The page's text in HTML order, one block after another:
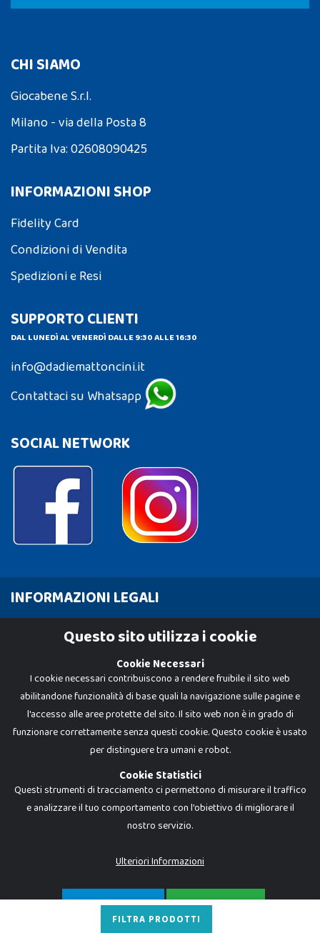
FILTRA PRODOTTI
CHI SIAMO
Giocabene S.r.l.
Milano - via della Posta 8
Partita Iva: 02608090425
INFORMAZIONI SHOP
Fidelity Card
Condizioni di Vendita
Spedizioni e Resi
SUPPORTO CLIENTI
DAL LUNEDÌ AL VENERDÌ DALLE 9:30 ALLE 16:30
info@dadiemattoncini.it
Contattaci su Whatsapp
SOCIAL NETWORK
INFORMAZIONI LEGALI
Cookie Policy
Dadi e Mattoncini è un brand di Giocabene Srl. Ogni riproduzione o utilizzo non
I prezzi e le promozioni pubblicate potrebbero differire da quanto esposto in
P.IVA 02608090425 - REA AN201199 - C.S. 10.000 i.v.
Questo sito utilizza i cookie
Cookie Necessari
I cookie necessari contribuiscono a rendere fruibile il sito web
abilitandone funzionalità di base quali la navigazione sulle pagine e
l'accesso alle aree protette del sito. Il sito web non è in grado di
funzionare correttamente senza questi cookie. Questo cookie è usato
per distinguere tra umani e robot.
Cookie Statistici
Questi strumenti di tracciamento ci permettono di misurare il traffico
e analizzare il tuo comportamento con l'obiettivo di migliorare il
nostro servizio.
Ulteriori Informazioni
SOLO NECESSARI ACCETTA TUTTO